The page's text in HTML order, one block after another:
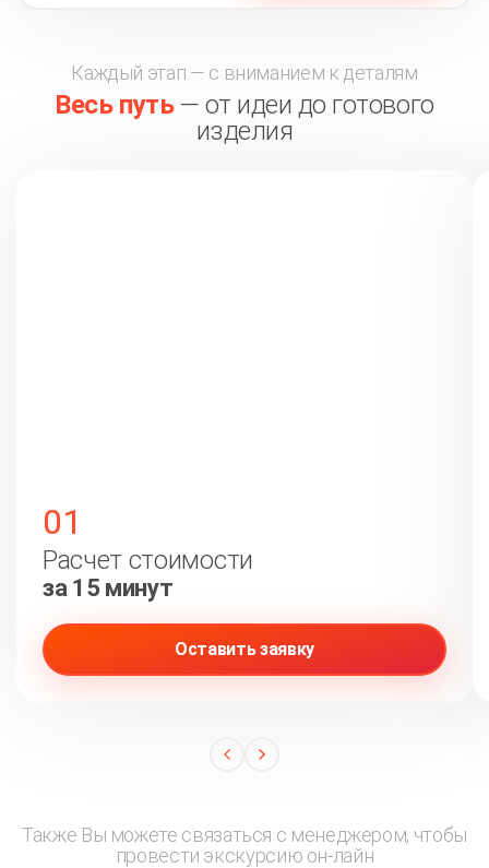
Каждый этап — с вниманием к деталям
Весь путь— от идеи до готового
изделия
01
Расчет стоимости
за 15 минут
Оставить заявку
Также Вы можете связаться с менеджером, чтобы
провести экскурсию он-лайн